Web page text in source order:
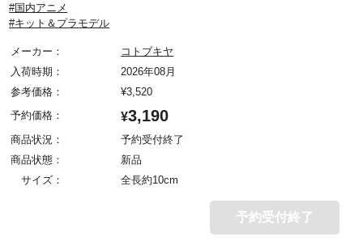
#国内アニメ
#キット＆プラモデル
メーカー：
コトブキヤ
入荷時期：
2026年08月
参考価格：
¥3,520
予約価格：
¥3,190
商品状況：
予約受付終了
商品状態：
新品
サイズ：
全長約10cm
予約受付終了